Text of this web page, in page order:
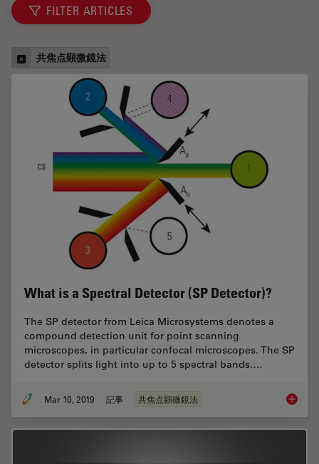
FILTER ARTICLES
共焦点顕微鏡法
What is a Spectral Detector (SP Detector)?
The SP detector from Leica Microsystems denotes a
compound detection unit for point scanning
microscopes, in particular confocal microscopes. The SP
detector splits light into up to 5 spectral bands.…
Mar 10, 2019 記事 共焦点顕微鏡法 What is